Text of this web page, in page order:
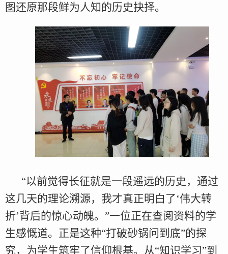
图还原那段鲜为人知的历史抉择。
“以前觉得长征就是一段遥远的历史，通过
这几天的理论溯源，我才真正明白了‘伟大转
折’背后的惊心动魄。”一位正在查阅资料的学
生感慨道。正是这种“打破砂锅问到底”的探
究，为学生筑牢了信仰根基。从“知识学习”到